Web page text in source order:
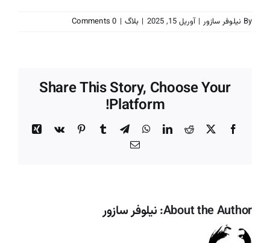
By نیلوفر سازور | آوریل 15, 2025 | بلاگ |
0 Comments
Share This Story, Choose Your
Platform!
Facebook
X
Reddit
LinkedIn
WhatsApp
Telegram
Tumblr
Pinterest
Vk
Xing
Email
About the Author: نیلوفر سازور